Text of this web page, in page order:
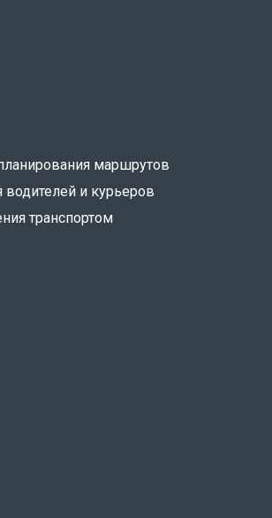
маршрутов
и курьеров
транспортом